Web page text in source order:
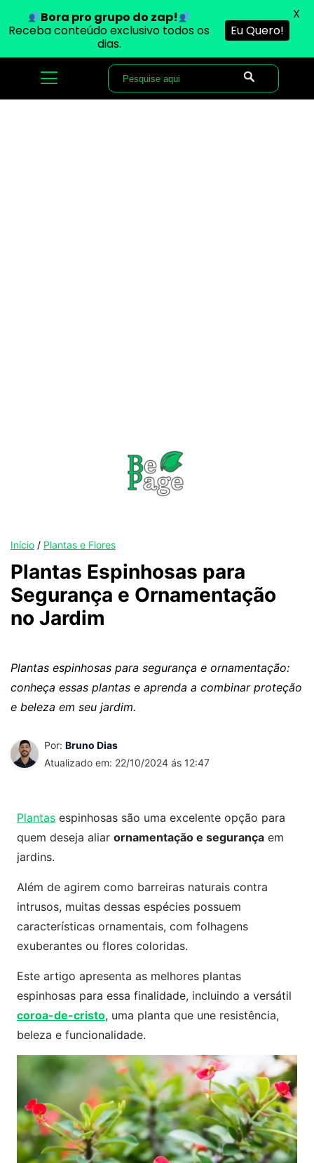
Início / Plantas e Flores
Plantas Espinhosas para
Segurança e Ornamentação
no Jardim
Plantas espinhosas para segurança e ornamentação:
conheça essas plantas e aprenda a combinar proteção
e beleza em seu jardim.
Por: Bruno Dias
Atualizado em: 22/10/2024 ás 12:47
Plantas espinhosas são uma excelente opção para
quem deseja aliar ornamentação e segurança em
jardins.
Além de agirem como barreiras naturais contra
intrusos, muitas dessas espécies possuem
características ornamentais, com folhagens
exuberantes ou flores coloridas.
Este artigo apresenta as melhores plantas
espinhosas para essa finalidade, incluindo a versátil
coroa-de-cristo, uma planta que une resistência,
beleza e funcionalidade.
Bora pro grupo do zap!
Receba conteúdo exclusivo todos os
dias.
Eu Quero!
X